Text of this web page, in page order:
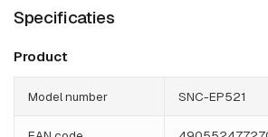
Specificaties
Product
Model number SNC-EP521